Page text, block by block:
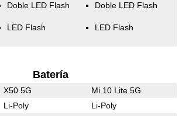
Doble LED Flash
LED Flash
Doble LED Flash
LED Flash
Batería
X50 5G Mi 10 Lite 5G
Li-Poly Li-Poly